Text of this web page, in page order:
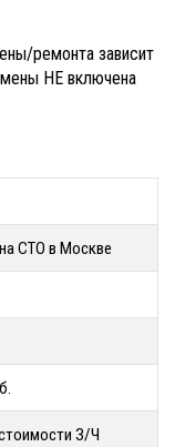
ремонта зависит
НЕ включена
СТО в Москве
З/Ч